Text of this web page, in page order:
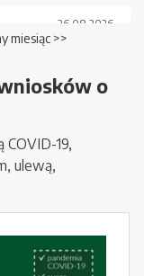
26.08.2026
miesiąc >>
o
19,
ulewą,